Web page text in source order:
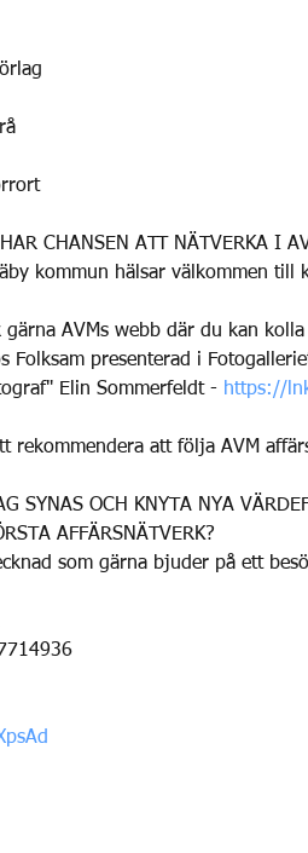
CHANSEN ATT NÄTVERKA I
kommun hälsar välkommen till
gärna AVMs webb där du kan
Folksam presenterad i
Elin Sommerfeldt - https://
rekommendera att följa AVM
SYNAS OCH KNYTA NYA
AFFÄRSNÄTVERK?
som gärna bjuder på ett